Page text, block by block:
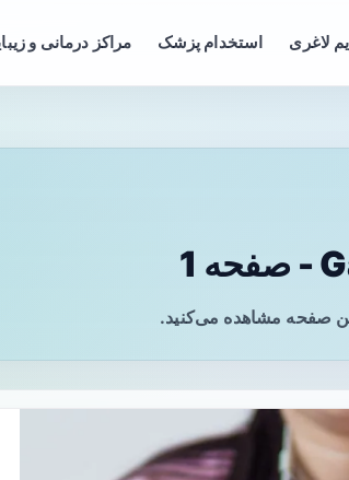
لاغری استخدام پزشک مراکز درمانی و